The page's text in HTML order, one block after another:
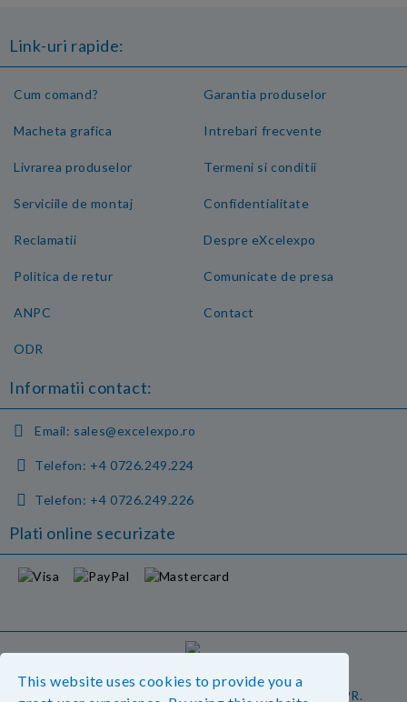
This website uses cookies to provide you a
Link-uri rapide:
Cum comand?
Macheta grafica
Livrarea produselor
Serviciile de montaj
Garantia produselor
Intrebari frecvente
Termeni si conditii
Confidentialitate
Reclamatii
Politica de retur
ANPC
ODR
Despre eXcelexpo
Comunicate de presa
Contact
Informatii contact:
Email: sales@excelexpo.ro
Telefon: +4 0726.249.224
Telefon: +4 0726.249.226
Plati online securizate
Magazinul nostru respecta 100% prevederile GDPR.